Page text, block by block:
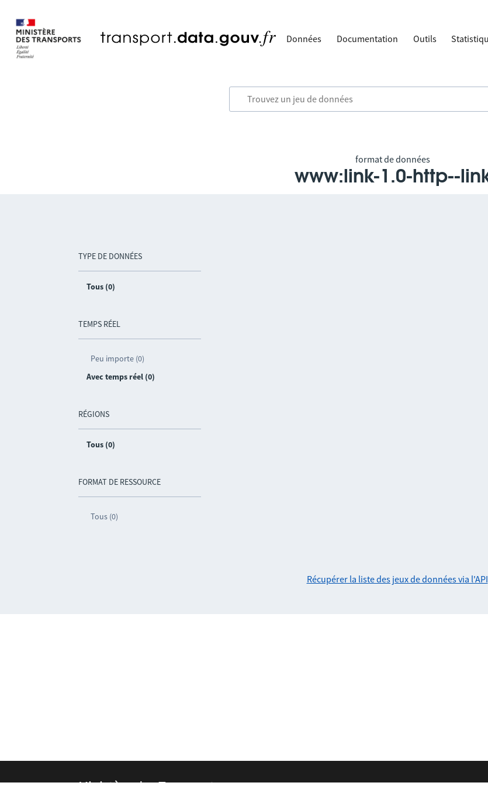
Données Documentation Outils
format de données
www:link-1.0-http--
TYPE DE DONNÉES
Tous (0)
TEMPS RÉEL
Peu importe (0)
Avec temps réel (0)
RÉGIONS
Tous (0)
FORMAT DE RESSOURCE
Tous (0)
Récupérer la liste des jeux de données via l'API